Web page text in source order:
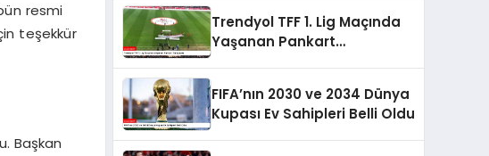
resmi
teşekkür
Başkan
Trendyol TFF 1. Lig Maçında
Yaşanan Pankart
FIFA’nın 2030 ve 2034 Dünya
Kupası Ev Sahipleri Belli Oldu